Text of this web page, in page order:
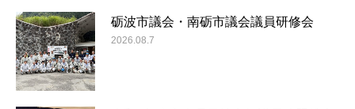
砺波市議会・南砺市議会議員研修会
2026.08.7